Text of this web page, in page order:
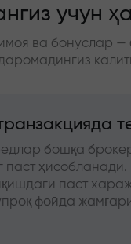
учун
ва бонуслар —
даромадингиз
бошқа
паст ҳисобланади.
паст
фойда